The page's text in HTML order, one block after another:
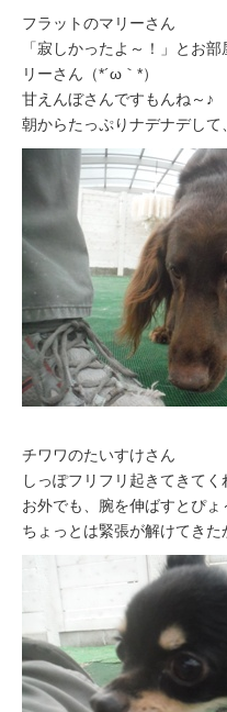
フラットのマリーさん
「寂しかったよ～！」とお
リーさん（*´ω｀*）
甘えんぼさんですもんね～♪
朝からたっぷりナデナデして
チワワのたいすけさん
しっぽフリフリ起きてきてく
お外でも、腕を伸ばすとぴ
ちょっとは緊張が解けてきた